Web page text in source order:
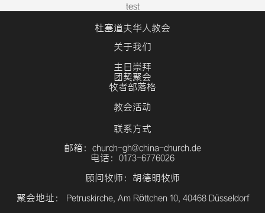
test
杜塞道夫华人教会
关于我们
主日崇拜
团契聚会
牧者部落格
教会活动
联系方式
邮箱：church-gh@china-church.de
电话：0173-6776026
顾问牧师：胡德明牧师
聚会地址： Petruskirche, Am Röttchen 10, 40468 Düsseldorf